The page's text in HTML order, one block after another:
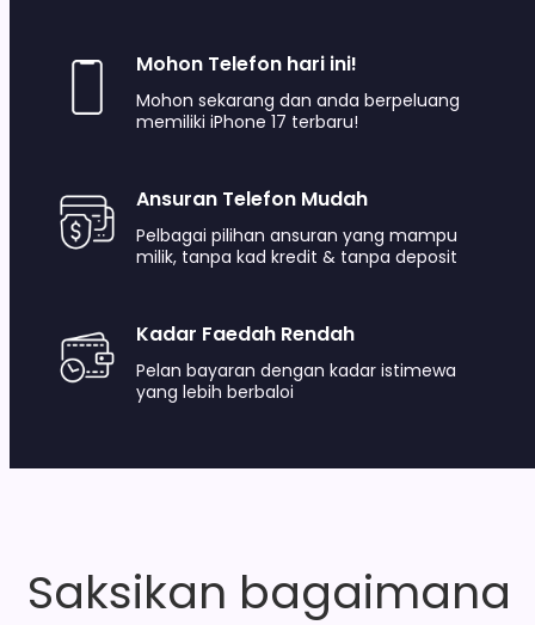
Mohon Telefon hari ini!
Mohon sekarang dan anda berpeluang
memiliki iPhone 17 terbaru!
Ansuran Telefon Mudah
Pelbagai pilihan ansuran yang mampu
milik, tanpa kad kredit & tanpa deposit
Kadar Faedah Rendah
Pelan bayaran dengan kadar istimewa
yang lebih berbaloi
Saksikan bagaimana